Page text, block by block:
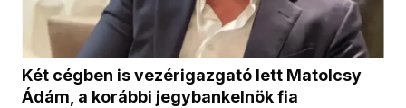
Két cégben is vezérigazgató lett Matolcsy
Ádám, a korábbi jegybankelnök fia